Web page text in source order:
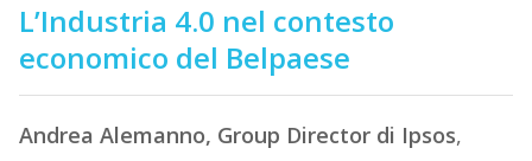
L’Industria 4.0 nel contesto
economico del Belpaese
Andrea Alemanno, Group Director di Ipsos,